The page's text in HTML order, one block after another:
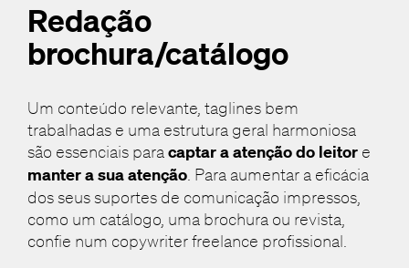
Redação
brochura/catálogo
Um conteúdo relevante, taglines bem
trabalhadas e uma estrutura geral harmoniosa
são essenciais para captar a atenção do leitor e
manter a sua atenção. Para aumentar a eficácia
dos seus suportes de comunicação impressos,
como um catálogo, uma brochura ou revista,
confie num copywriter freelance profissional.